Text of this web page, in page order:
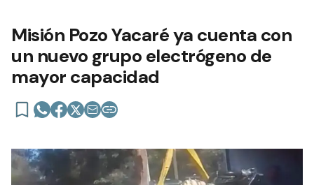
Misión Pozo Yacaré ya cuenta con
un nuevo grupo electrógeno de
mayor capacidad